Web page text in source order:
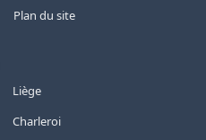
Plan du site
Liège
Charleroi